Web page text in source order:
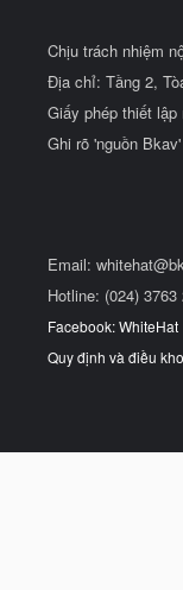
Chịu trách nhiệm
Địa chỉ: Tầng 2,
Giấy phép thiết
Ghi rõ 'nguồn
Email:
Hotline: (024) 3763
Facebook: WhiteHat
Quy định và điều